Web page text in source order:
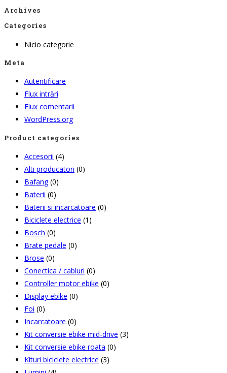
Archives
Categories
Nicio categorie
Meta
Autentificare
Flux intrări
Flux comentarii
WordPress.org
Product categories
Accesorii (4)
Alti producatori (0)
Bafang (0)
Baterii (0)
Baterii si incarcatoare (0)
Biciclete electrice (1)
Bosch (0)
Brate pedale (0)
Brose (0)
Conectica / cabluri (0)
Controller motor ebike (0)
Display ebike (0)
Foi (0)
Incarcatoare (0)
Kit conversie ebike mid-drive (3)
Kit conversie ebike roata (0)
Kituri biciclete electrice (3)